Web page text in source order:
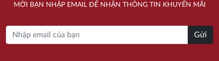
2.204.000 ₫.
1.495.000 ₫.
MỜI BẠN NHẬP EMAIL ĐỂ NHẬN THÔNG TIN KHUYẾN MÃI
Gửi